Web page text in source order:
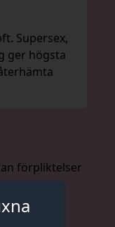
Supersex,
ger högsta
förpliktelser